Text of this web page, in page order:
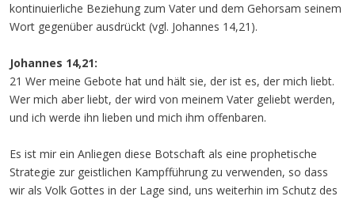
kontinuierliche Beziehung zum Vater und dem Gehorsam seinem
Wort gegenüber ausdrückt (vgl. Johannes 14,21).
Johannes 14,21:
21 Wer meine Gebote hat und hält sie, der ist es, der mich liebt.
Wer mich aber liebt, der wird von meinem Vater geliebt werden,
und ich werde ihn lieben und mich ihm offenbaren.
Es ist mir ein Anliegen diese Botschaft als eine prophetische
Strategie zur geistlichen Kampfführung zu verwenden, so dass
wir als Volk Gottes in der Lage sind, uns weiterhin im Schutz des